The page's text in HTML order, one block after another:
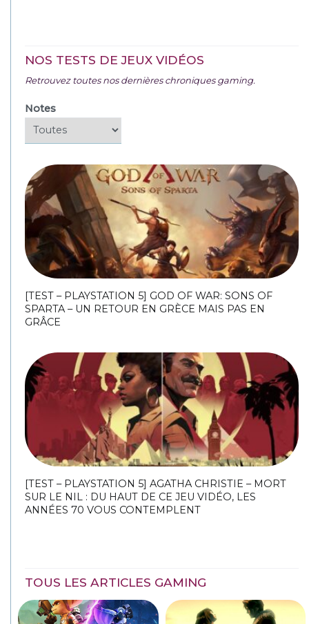
NOS TESTS DE JEUX VIDÉOS
Retrouvez toutes nos dernières chroniques gaming.
Notes
[TEST – PLAYSTATION 5] GOD OF WAR: SONS OF
SPARTA – UN RETOUR EN GRÈCE MAIS PAS EN
GRÂCE
[TEST – PLAYSTATION 5] AGATHA CHRISTIE – MORT
SUR LE NIL : DU HAUT DE CE JEU VIDÉO, LES
ANNÉES 70 VOUS CONTEMPLENT
TOUS LES ARTICLES GAMING